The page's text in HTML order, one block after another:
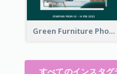
Green Furniture Photo Furniture Sale Instagram Post
すべてのインスタ